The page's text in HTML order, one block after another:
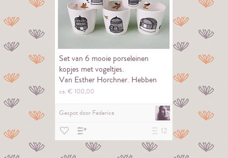
Set van 6 mooie porseleinen
kopjes met vogeltjes.
Van Esther Horchner. Hebben
een vrolijke en zachte…
ca. € 100,00
Gespot door Federica
12